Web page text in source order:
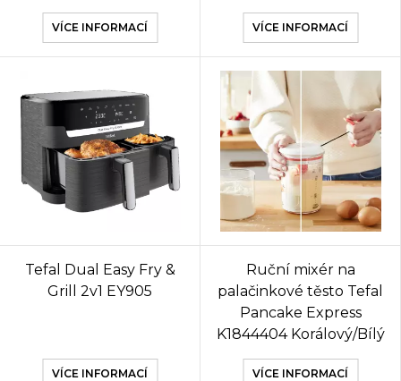
VÍCE INFORMACÍ VÍCE INFORMACÍ
Tefal Dual Easy Fry &
Grill 2v1 EY905
VÍCE INFORMACÍ
Ruční mixér na
palačinkové těsto Tefal
Pancake Express
K1844404 Korálový/Bílý
VÍCE INFORMACÍ